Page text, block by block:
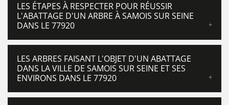
LES ÉTAPES À RESPECTER POUR RÉUSSIR
L'ABATTAGE D'UN ARBRE À SAMOIS SUR SEINE
DANS LE 77920
LES ARBRES FAISANT L'OBJET D'UN ABATTAGE
DANS LA VILLE DE SAMOIS SUR SEINE ET SES
ENVIRONS DANS LE 77920